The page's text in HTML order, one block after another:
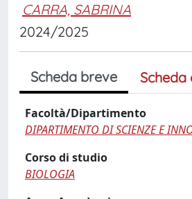
CARRA, SABRINA
2024/2025
Scheda breve
Facoltà/Dipartimento
DIPARTIMENTO DI SCIENZE E
Corso di studio
BIOLOGIA